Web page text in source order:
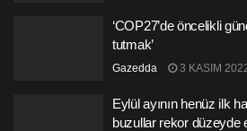
‘COP27’de öncelikli
tutmak’
Gazedda 3 KASIM
Eylül ayının henüz ilk
buzullar rekor düzeyde